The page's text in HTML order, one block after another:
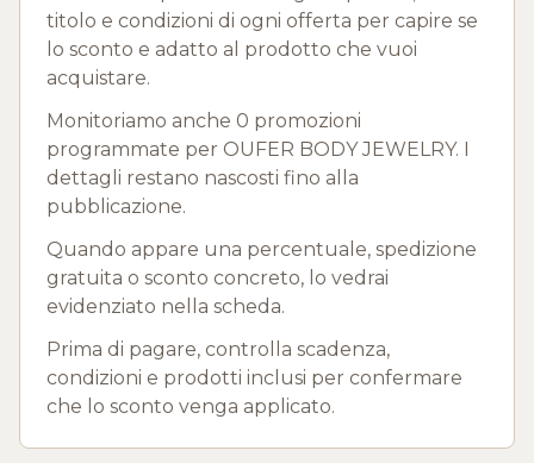
titolo e condizioni di ogni offerta per capire se
lo sconto e adatto al prodotto che vuoi
acquistare.
Monitoriamo anche 0 promozioni
programmate per OUFER BODY JEWELRY. I
dettagli restano nascosti fino alla
pubblicazione.
Quando appare una percentuale, spedizione
gratuita o sconto concreto, lo vedrai
evidenziato nella scheda.
Prima di pagare, controlla scadenza,
condizioni e prodotti inclusi per confermare
che lo sconto venga applicato.